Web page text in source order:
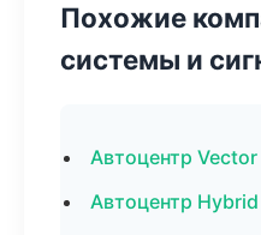
Похожие
системы и
Автоцентр
Автоцентр